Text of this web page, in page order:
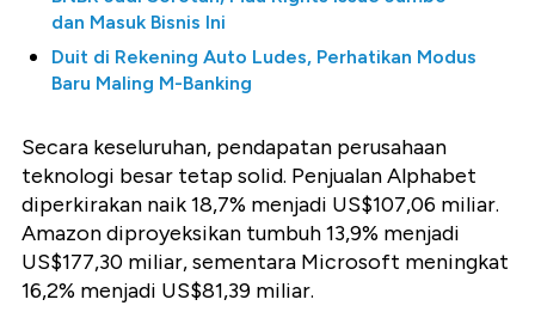
dan Masuk Bisnis Ini
Duit di Rekening Auto Ludes, Perhatikan Modus
Baru Maling M-Banking
Secara keseluruhan, pendapatan perusahaan
teknologi besar tetap solid. Penjualan Alphabet
diperkirakan naik 18,7% menjadi US$107,06 miliar.
Amazon diproyeksikan tumbuh 13,9% menjadi
US$177,30 miliar, sementara Microsoft meningkat
16,2% menjadi US$81,39 miliar.